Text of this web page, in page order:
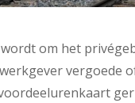
om het
vergoede